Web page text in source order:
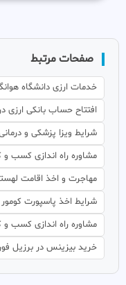
صفحات مرتبط
خدمات ارزی دانشگاه
افتتاح حساب بانکی ارزی
شرایط ویزا پزشکی و
مشاوره راه اندازی کسب و
مهاجرت و اخذ اقامت
شرایط اخذ پاسپورت کومور
مشاوره راه اندازی کسب و
خرید بیزینس در برزیل